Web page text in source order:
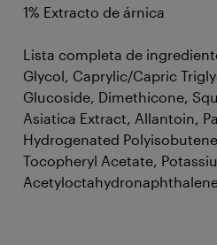
1% Extracto de árnica
Lista completa de
Glycol, Caprylic/Capric
Glucoside, Dimethicone,
Asiatica Extract, Allantoin,
Hydrogenated
Tocopheryl Acetate,